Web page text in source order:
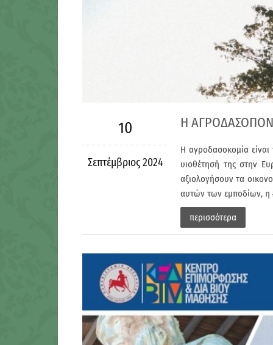
10
Σεπτέμβριος 2024
Η
Η αγροδασοκομία είναι
υιοθέτησή της στην
αξιολογήσουν τα
αυτών των εμποδίων, η
περισσότερα